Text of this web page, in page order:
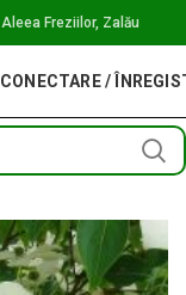
Aleea Freziilor, Zalău
CONECTARE /